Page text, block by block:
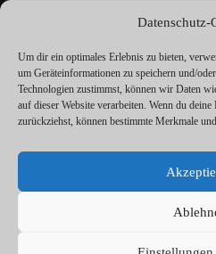
Datenschutz-
Um dir ein optimales Erlebnis zu bieten,
um Geräteinformationen zu speichern und/
Technologien zustimmst, können wir Daten
auf dieser Website verarbeiten. Wenn du
zurückziehst, können bestimmte Merkmale
Blickpunkte
Reise-Info
Vorträge